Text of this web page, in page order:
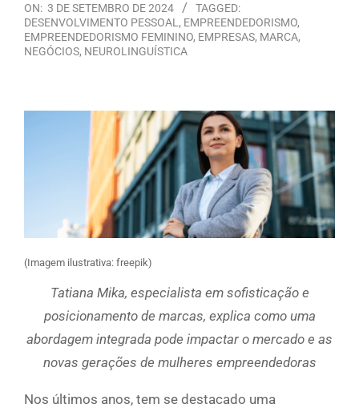
ON: 3 DE SETEMBRO DE 2024
TAGGED:
DESENVOLVIMENTO PESSOAL , EMPREENDEDORISMO,
EMPREENDEDORISMO FEMININO, EMPRESAS, MARCA,
NEGÓCIOS, NEUROLINGUÍSTICA
(Imagem ilustrativa: freepik)
Tatiana Mika, especialista em sofisticação e
posicionamento de marcas, explica como uma
abordagem integrada pode impactar o mercado e as
novas gerações de mulheres empreendedoras
Nos últimos anos, tem se destacado uma